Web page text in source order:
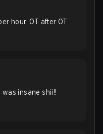
hour, OT after OT
was insane shii!!